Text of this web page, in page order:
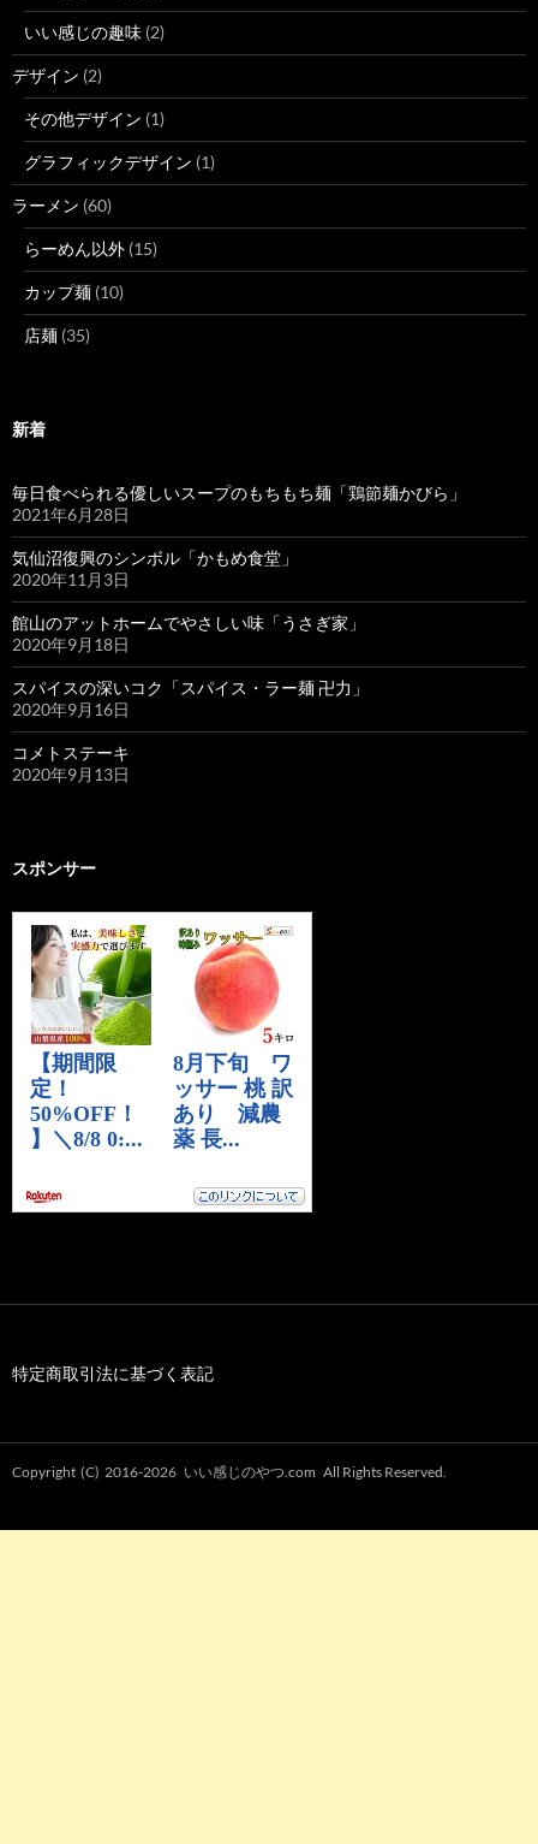
いい感じの趣味 (2)
デザイン (2)
その他デザイン (1)
グラフィックデザイン (1)
ラーメン (60)
らーめん以外 (15)
カップ麺 (10)
店麺 (35)
新着
毎日食べられる優しいスープのもちもち麺「鶏節麺かびら」
2021年6月28日
気仙沼復興のシンボル「かもめ食堂」
2020年11月3日
館山のアットホームでやさしい味「うさぎ家」
2020年9月18日
スパイスの深いコク「スパイス・ラー麺 卍力」
2020年9月16日
コメトステーキ
2020年9月13日
スポンサー
特定商取引法に基づく表記
Copyright (C) 2016-2026 いい感じのやつ.com All Rights Reserved.